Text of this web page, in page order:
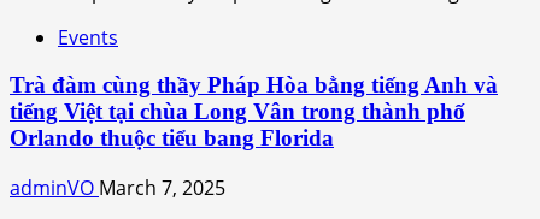
Events
Trà đàm cùng thầy Pháp Hòa bằng tiếng Anh và
tiếng Việt tại chùa Long Vân trong thành phố
Orlando thuộc tiểu bang Florida
adminVO March 7, 2025